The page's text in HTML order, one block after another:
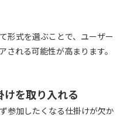
形式を選ぶことで、ユーザー
される可能性が高まります。
を取り入れる
参加したくなる仕掛けが欠か